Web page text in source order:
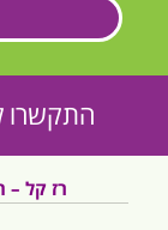
התקשרו
רז קל –